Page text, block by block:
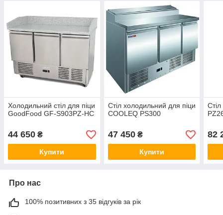
Холодильний стіл для піци
GoodFood GF-S903PZ-HC
44 650 ₴
Купити
Стіл холодильний для піци
COOLEQ PS300
47 450₴
Купити
82
Про нас
100% позитивних з 35 відгуків за рік